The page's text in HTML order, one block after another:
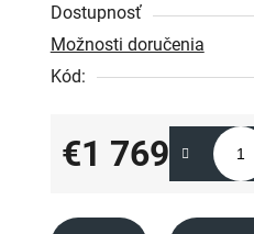
z
5
hviezdičiek.
Dostupnosť
Možnosti doručenia
Kód:
€1 769
Jednotková cena: